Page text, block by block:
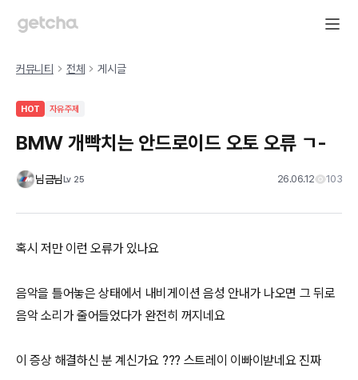
커뮤니티 전체 게시글
HOT 자유주제
BMW 개빡치는 안드로이드 오토 오류 ㄱ-
님금님Lv 25 26.06.12 103
혹시 저만 이런 오류가 있나요
음악을 틀어놓은 상태에서 내비게이션 음성 안내가 나오면 그 뒤로
음악 소리가 줄어들었다가 완전히 꺼지네요
이 증상 해결하신 분 계신가요 ??? 스트레이 이빠이받네요 진짜